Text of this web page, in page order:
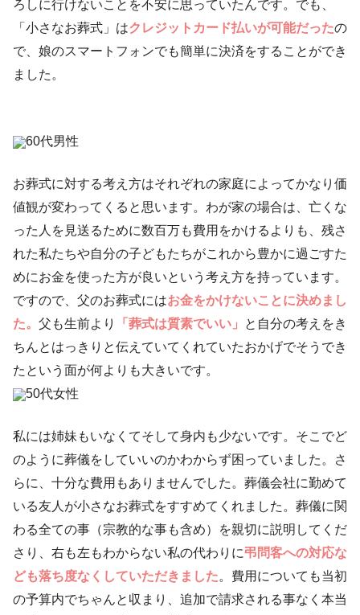
ろしに行けないことを不安に思っていたんです。でも、
「小さなお葬式」はクレジットカード払いが可能だったの
で、娘のスマートフォンでも簡単に決済をすることができ
ました。
60代男性
お葬式に対する考え方はそれぞれの家庭によってかなり価
値観が変わってくると思います。わが家の場合は、亡くな
った人を見送るために数百万も費用をかけるよりも、残さ
れた私たちや自分の子どもたちがこれから豊かに過ごすた
めにお金を使った方が良いという考え方を持っています。
ですので、父のお葬式にはお金をかけないことに決めまし
た。 父も生前より 「葬式は質素でいい」
と自分の考えをき
ちんとはっきりと伝えていてくれていたおかげでそうでき
たという面が何よりも大きいです。
50代女性
私には姉妹もいなくてそして身内も少ないです。そこでど
のように葬儀をしていいのかわからず困っていました。さ
らに、十分な費用もありませんでした。葬儀会社に勤めて
いる友人が小さなお葬式をすすめてくれました。葬儀に関
わる全ての事（宗教的な事も含め）を親切に説明してくだ
さり、右も左もわからない私の代わりに弔問客への対応な
ども落ち度なくしていただきました。費用についても当初
の予算内でちゃんと収まり、追加で請求される事なく本当